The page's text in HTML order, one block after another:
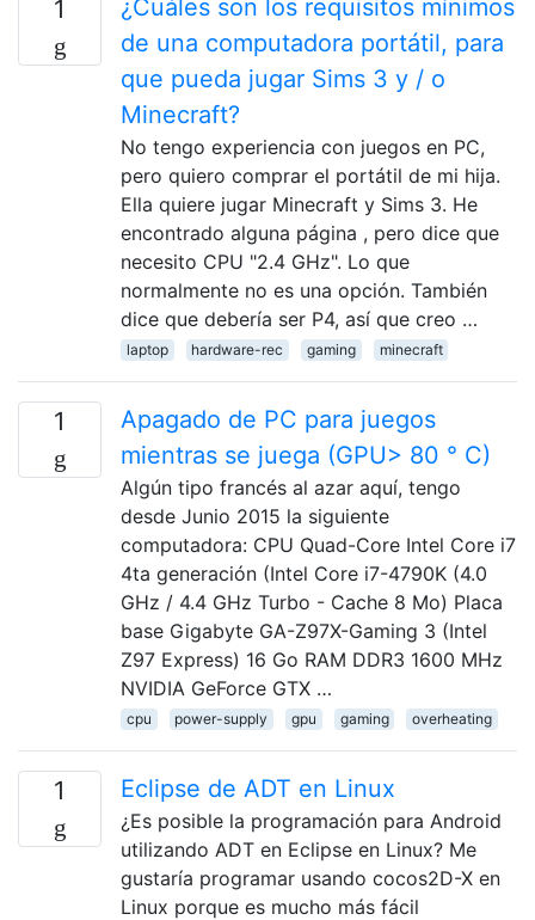
1
¿Cuáles son los requisitos mínimos
de una computadora portátil, para
que pueda jugar Sims 3 y / o
Minecraft?
No tengo experiencia con juegos en PC,
pero quiero comprar el portátil de mi hija.
Ella quiere jugar Minecraft y Sims 3. He
encontrado alguna página , pero dice que
necesito CPU "2.4 GHz". Lo que
normalmente no es una opción. También
dice que debería ser P4, así que creo …
laptop hardware-rec gaming minecraft
1
Apagado de PC para juegos
mientras se juega (GPU> 80 ° C)
Algún tipo francés al azar aquí, tengo
desde Junio ​​2015 la siguiente
computadora: CPU Quad-Core Intel Core i7
4ta generación (Intel Core i7-4790K (4.0
GHz / 4.4 GHz Turbo - Cache 8 Mo) Placa
base Gigabyte GA-Z97X-Gaming 3 (Intel
Z97 Express) 16 Go RAM DDR3 1600 MHz
NVIDIA GeForce GTX …
cpu power-supply gpu gaming overheating
1 Eclipse de ADT en Linux
¿Es posible la programación para Android
utilizando ADT en Eclipse en Linux? Me
gustaría programar usando cocos2D-X en
Linux porque es mucho más fácil